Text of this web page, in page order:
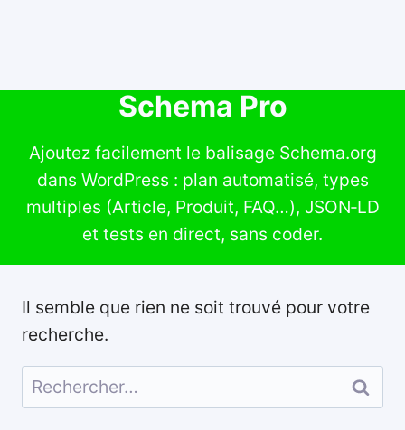
Schema Pro
Ajoutez facilement le balisage Schema.org
dans WordPress : plan automatisé, types
multiples (Article, Produit, FAQ…), JSON‑LD
et tests en direct, sans coder.
Il semble que rien ne soit trouvé pour votre
recherche.
Rechercher :